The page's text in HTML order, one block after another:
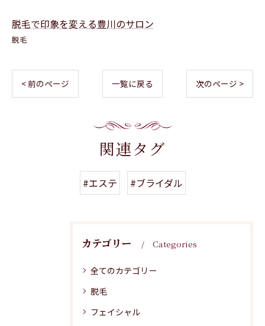
脱毛で印象を変える豊川のサロン
脱毛
< 前のページ 一覧に戻る 次のページ >
関連タグ
#エステ #ブライダル
カテゴリー Categories
全てのカテゴリー
脱毛
フェイシャル